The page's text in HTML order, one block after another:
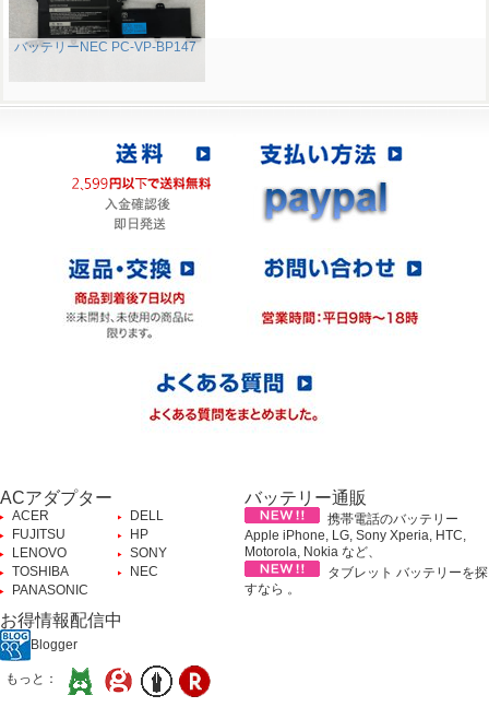
バッテリーNEC PC-VP-BP147
ACアダプター
ACER
DELL
FUJITSU
HP
LENOVO
SONY
TOSHIBA
NEC
PANASONIC
バッテリー通販
携帯電話のバッテリー
Apple iPhone, LG, Sony Xperia, HTC,
Motorola, Nokia など、
タブレット バッテリーを探
すなら 。
お得情報配信中
Blogger
もっと：